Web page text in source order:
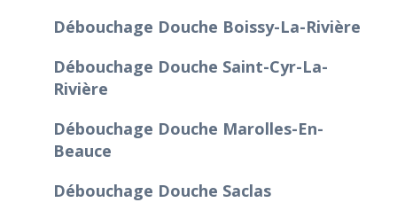
Débouchage Douche Boissy-La-Rivière
Débouchage Douche Saint-Cyr-La-
Rivière
Débouchage Douche Marolles-En-
Beauce
Débouchage Douche Saclas